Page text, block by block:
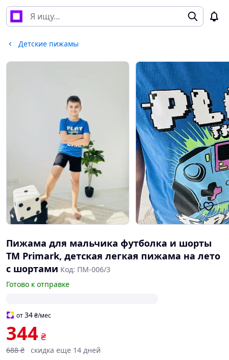
Детские пижамы
Пижама для мальчика футболка и шорты
ТМ Primark, детская легкая пижама на лето
с шортами Код: ПМ-006/3
Готово к отправке
от34₴/мес
344 ₴
688 ₴ скидка еще 14 дней